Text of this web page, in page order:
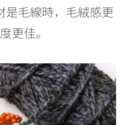
是毛線時，毛絨感更
更佳。